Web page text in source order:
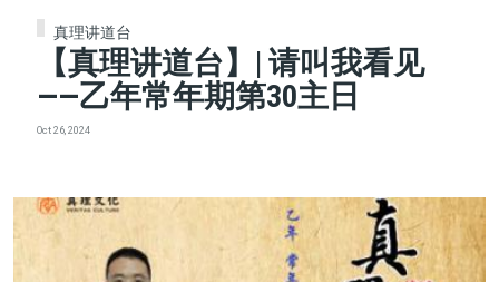
真理讲道台
【真理讲道台】| 请叫我看见
——乙年常年期第30主日
Oct 26, 2024